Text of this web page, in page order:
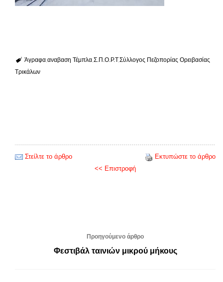
Άγραφα αναβαση Τέμπλα Σ.Π.Ο.Ρ.Τ Σύλλογος Πεζοπορίας Ορειβασίας
Τρικάλων
Στείλτε το άρθρο
Εκτυπώστε το άρθρο
<< Επιστροφή
Προηγούμενο άρθρο
Φεστιβάλ ταινιών μικρού μήκους